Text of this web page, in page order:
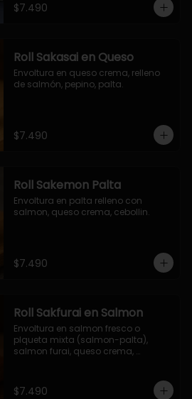
$7.490
Roll Sakasai en Queso
Envoltura en queso crema, relleno
de salmón, pepino, palta.
$7.490
Roll Sakemon Palta
Envoltura en palta relleno con
salmon, queso crema, cebollin.
$7.490
Roll Sakfurai en Salmon
Envoltura en salmon fresco o
plqueta mixta (salmon-palta),
salmon furai, queso crema,
$7.490